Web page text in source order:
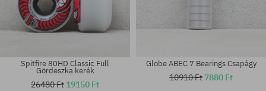
Spitfire 80HD Classic Full
Gördeszka kerék
26480 Ft 19150 Ft
Globe ABEC 7 Bearings Csapágy
10910 Ft 7880 Ft